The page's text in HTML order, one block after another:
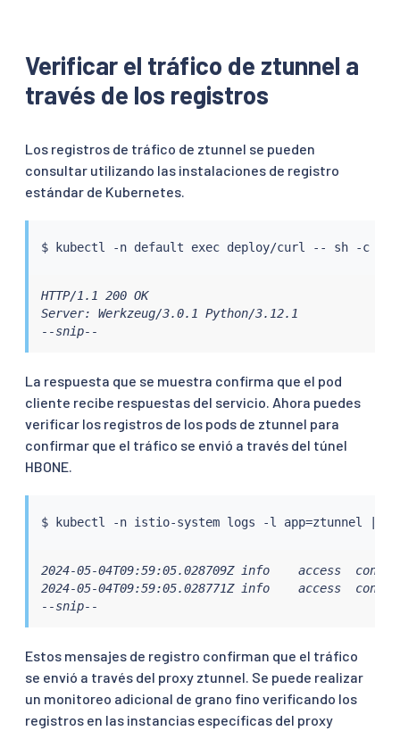
Verificar el tráfico de ztunnel a
través de los registros
Los registros de tráfico de ztunnel se pueden
consultar utilizando las instalaciones de registro
estándar de Kubernetes.
$ kubectl -n default exec deploy/curl -- sh -c
HTTP/1.1 200 OK
Server: Werkzeug/3.0.1 Python/3.12.1
--snip--
La respuesta que se muestra confirma que el pod
cliente recibe respuestas del servicio. Ahora puedes
verificar los registros de los pods de ztunnel para
confirmar que el tráfico se envió a través del túnel
HBONE.
$ kubectl -n istio-system logs -l app=ztunnel
2024-05-04T09:59:05.028709Z info    access
2024-05-04T09:59:05.028771Z info    access
--snip--
Estos mensajes de registro confirman que el tráfico
se envió a través del proxy ztunnel. Se puede realizar
un monitoreo adicional de grano fino verificando los
registros en las instancias específicas del proxy